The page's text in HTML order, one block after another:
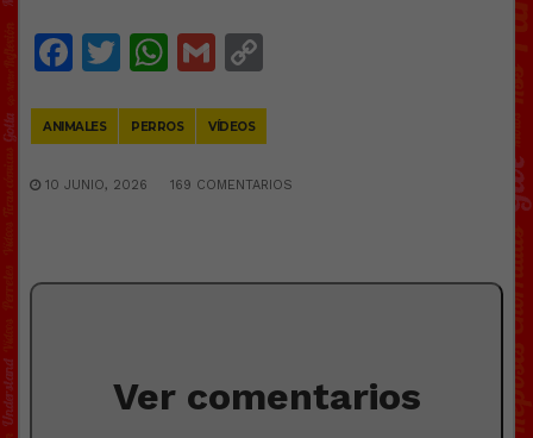
Facebook
Twitter
WhatsApp
Gmail
ANIMALES PERROS VÍDEOS
10 JUNIO, 2026 169 COMENTARIOS
Ver comentarios